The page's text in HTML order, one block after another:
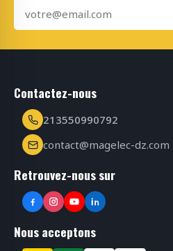
Contactez-nous
213550990792
contact@magelec-dz.com
Retrouvez-nous sur
Nous acceptons